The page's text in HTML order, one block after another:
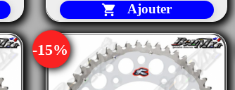
 Ajouter
-15%